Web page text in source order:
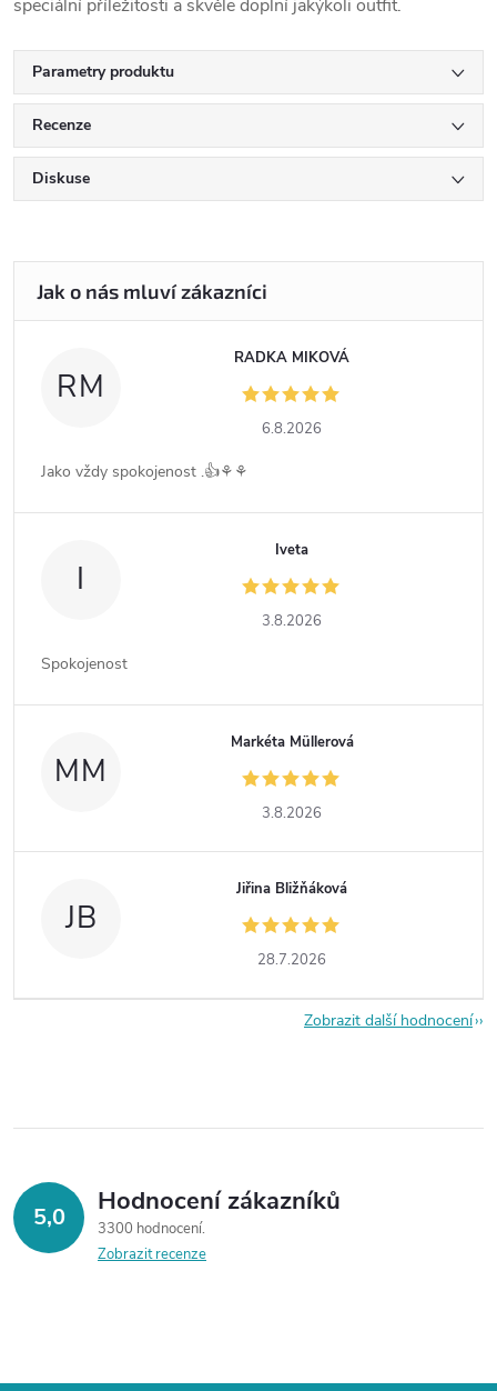
speciální příležitosti a skvěle doplní jakýkoli outfit.
Parametry produktu
Recenze
Diskuse
RM
RADKA MIKOVÁ
6.8.2026
Jako vždy spokojenost .👍⚘️⚘️
I
Iveta
3.8.2026
Spokojenost
MM
Markéta Müllerová
3.8.2026
JB
Jiřina Bližňáková
28.7.2026
Zobrazit další hodnocení
5,0 Hodnocení zákazníků
3300 hodnocení
Zobrazit recenze